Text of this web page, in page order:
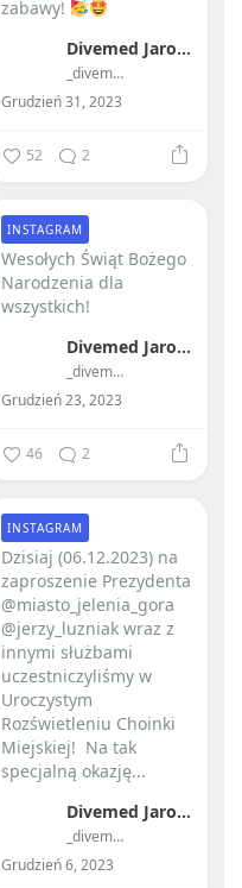
zabawy!
Divemed Jarosław Przybylski
_divemed_
Grudzień 31, 2023
52 2
Wesołych Świąt Bożego
Narodzenia dla
wszystkich! ️
Divemed Jarosław Przybylski
_divemed_
Grudzień 23, 2023
INSTAGRAM
46 2
Dzisiaj (06.12.2023) na
zaproszenie Prezydenta
@miasto_jelenia_gora
@jerzy_luzniak wraz z
innymi służbami
uczestniczyliśmy w
Uroczystym
Rozświetleniu Choinki
Miejskiej! ️ Na tak
specjalną okazję...
Divemed Jarosław Przybylski
_divemed_
Grudzień 6, 2023
INSTAGRAM